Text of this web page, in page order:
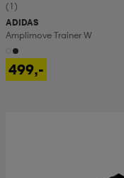
(1)
ADIDAS
Amplimove Trainer W
499,-